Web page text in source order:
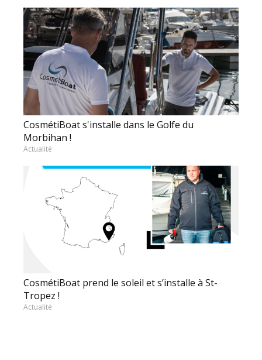
CosmétiBoat s'installe dans le Golfe du
Morbihan !
Actualité
CosmétiBoat prend le soleil et s’installe à St-
Tropez !
Actualité